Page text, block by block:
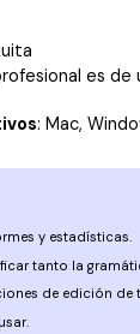
es
: Mac,
y estadísticas.
tanto la
de edición de